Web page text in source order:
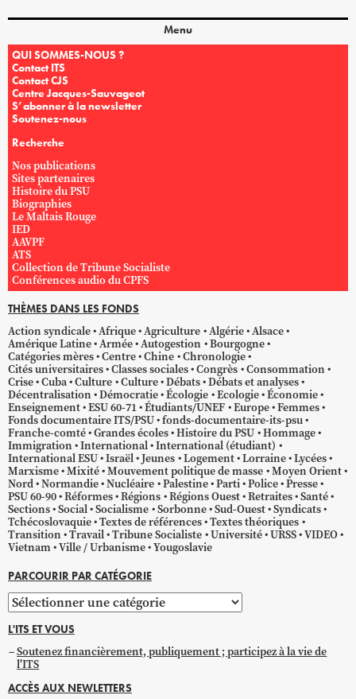
Menu
QUI SOMMES-NOUS ?
Contact ITS
Contact CJS
Centre Jacques-Sauvageot
S’abonner à la newsletter
Soutenez-nous
Recherche
Nos publications
Sites partenaires
Histoire du PSU
Biographies
Le Maltais Rouge
IED
AAVPF
ATS
Collection de Tribune Socialiste
Conférences audio du CPFS
THÈMES DANS LES FONDS
Action syndicale Afrique Agriculture Algérie Alsace
Amérique Latine Armée Autogestion
Bourgogne
Catégories mères Centre Chine Chronologie
Cités universitaires Classes sociales Congrès Consommation
Crise Cuba Culture Culture Débats Débats et analyses
Décentralisation Démocratie Écologie Ecologie Économie
Enseignement ESU 60-71 Étudiants/UNEF Europe Femmes
Fonds documentaire ITS/PSU fonds-documentaire-its-psu
Franche-comté Grandes écoles Histoire du PSU Hommage
Immigration International International (étudiant)
International ESU Israël Jeunes Logement Lorraine Lycées
Marxisme Mixité Mouvement politique de masse Moyen Orient
Nord Normandie Nucléaire Palestine Parti Police Presse
PSU 60-90 Réformes Régions Régions Ouest Retraites Santé
Sections Social Socialisme Sorbonne Sud-Ouest Syndicats
Tchécoslovaquie Textes de références Textes théoriques
Transition Travail Tribune Socialiste Université URSS VIDEO
Vietnam Ville / Urbanisme Yougoslavie
PARCOURIR PAR CATÉGORIE
Parcourir
par
catégorie
L'ITS ET VOUS
Soutenez financièrement, publiquement ; participez à la vie de
l'ITS
ACCÈS AUX NEWLETTERS